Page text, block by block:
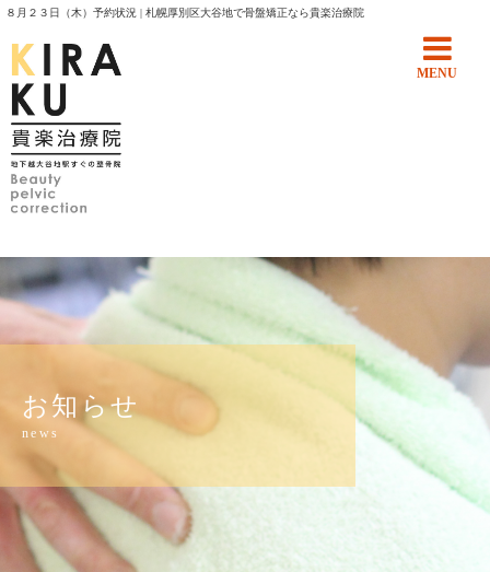
８月２３日（木）予約状況 | 札幌厚別区大谷地で骨盤矯正なら貴楽治療院
MENU
お知らせ
news